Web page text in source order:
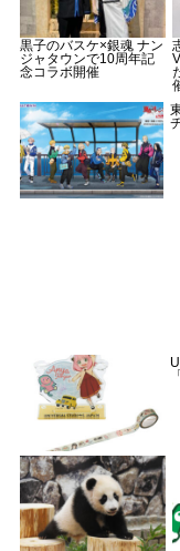
黒子のバスケ×銀魂 ナン
ジャタウンで10周年記
念コラボ開催